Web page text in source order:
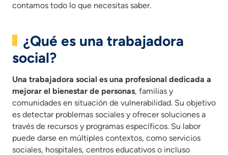
contamos todo lo que necesitas saber.
¿Qué es una trabajadora
social?
Una trabajadora social es una profesional dedicada a
mejorar el bienestar de personas, familias y
comunidades en situación de vulnerabilidad. Su objetivo
es detectar problemas sociales y ofrecer soluciones a
través de recursos y programas específicos. Su labor
puede darse en múltiples contextos, como servicios
sociales, hospitales, centros educativos o incluso